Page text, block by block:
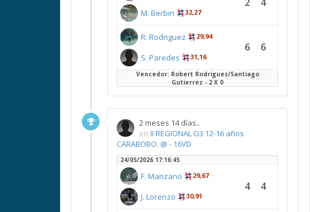
M. Berbin 32,27
R. Rodriguez 29,94
S. Paredes 31,16
6 6
Vencedor: Robert Rodriguez/Santiago
Gutierrez - 2 X 0
2 meses 14 días..
en II REGIONAL G3 12-16 años
CARABOBO. @ - 16VD
24/05/2026 17:16:45
F. Manzano 29,67
J. Lorenzo 30,91
4 4